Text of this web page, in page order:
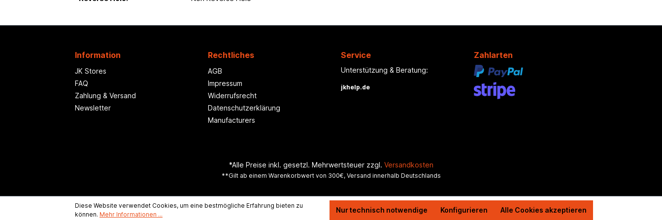
Information
JK Stores
FAQ
Zahlung & Versand
Newsletter
Rechtliches
AGB
Impressum
Widerrufsrecht
Datenschutzerklärung
Manufacturers
Service
Unterstützung & Beratung:
jkhelp.de
Zahlarten
*Alle Preise inkl. gesetzl. Mehrwertsteuer zzgl. Versandkosten
**Gilt ab einem Warenkorbwert von 300€, Versand innerhalb Deutschlands
Diese Website verwendet Cookies, um eine bestmögliche Erfahrung bieten zu
können. Mehr Informationen ...
Nur technisch notwendige Konfigurieren Alle Cookies akzeptieren